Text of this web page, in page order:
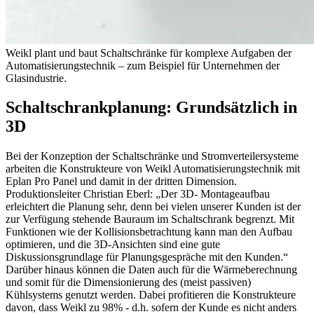
Weikl plant und baut Schaltschränke für komplexe Aufgaben der
Automatisierungstechnik – zum Beispiel für Unternehmen der
Glasindustrie.
Schaltschrankplanung: Grundsätzlich in
3D
Bei der Konzeption der Schaltschränke und Stromverteilersysteme
arbeiten die Konstrukteure von Weikl Automatisierungstechnik mit
Eplan Pro Panel und damit in der dritten Dimension.
Produktionsleiter Christian Eberl: „Der 3D- Montageaufbau
erleichtert die Planung sehr, denn bei vielen unserer Kunden ist der
zur Verfügung stehende Bauraum im Schaltschrank begrenzt. Mit
Funktionen wie der Kollisionsbetrachtung kann man den Aufbau
optimieren, und die 3D-Ansichten sind eine gute
Diskussionsgrundlage für Planungsgespräche mit den Kunden.“
Darüber hinaus können die Daten auch für die Wärmeberechnung
und somit für die Dimensionierung des (meist passiven)
Kühlsystems genutzt werden. Dabei profitieren die Konstrukteure
davon, dass Weikl zu 98% - d.h. sofern der Kunde es nicht anders